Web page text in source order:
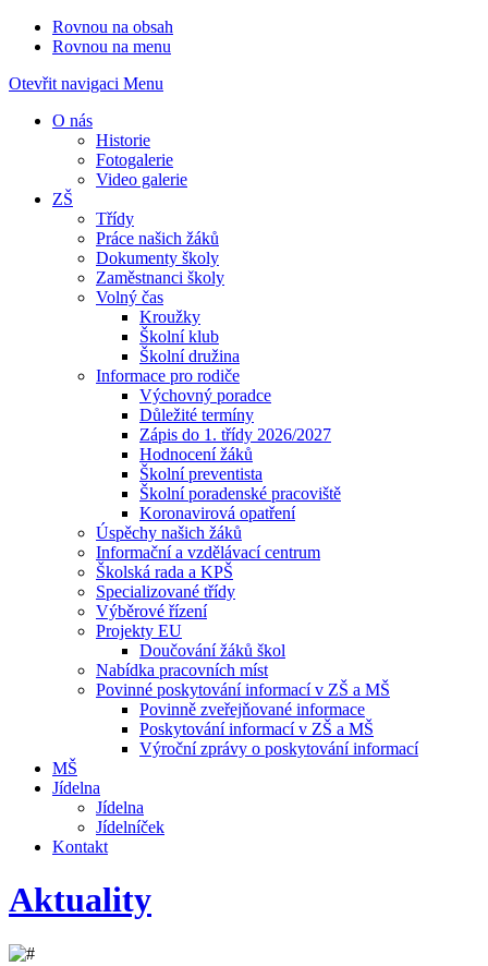
Rovnou na obsah
Rovnou na menu
Otevřit navigaci Menu
O nás
Historie
Fotogalerie
Video galerie
ZŠ
Třídy
Práce našich žáků
Dokumenty školy
Zaměstnanci školy
Volný čas
Kroužky
Školní klub
Školní družina
Informace pro rodiče
Výchovný poradce
Důležité termíny
Zápis do 1. třídy 2026/2027
Hodnocení žáků
Školní preventista
Školní poradenské pracoviště
Koronavirová opatření
Úspěchy našich žáků
Informační a vzdělávací centrum
Školská rada a KPŠ
Specializované třídy
Výběrové řízení
Projekty EU
Doučování žáků škol
Nabídka pracovních míst
Povinné poskytování informací v ZŠ a MŠ
Povinně zveřejňované informace
Poskytování informací v ZŠ a MŠ
Výroční zprávy o poskytování informací
MŠ
Jídelna
Jídelna
Jídelníček
Kontakt
Aktuality